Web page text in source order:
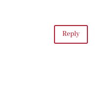
llevo sin dudar.